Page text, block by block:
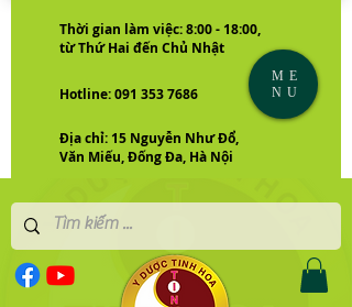
Thời gian làm việc: 8:00 - 18:00,
từ Thứ Hai đến Chủ Nhật
Hotline: 091 353 7686
Địa chỉ: 15 Nguyễn Như Đổ,
Văn Miếu, Đống Đa, Hà Nội
ME
NU